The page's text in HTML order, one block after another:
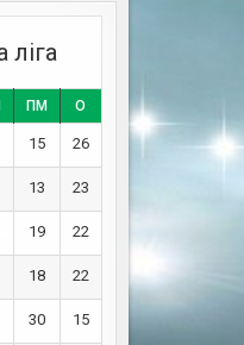
ліга
ПМ О
15 26
13 23
19 22
18 22
30 15